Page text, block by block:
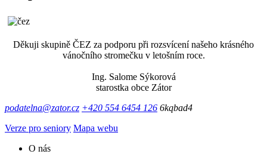
Děkuji skupině ČEZ za podporu při rozsvícení našeho krásného
vánočního stromečku v letošním roce.
Ing. Salome Sýkorová
starostka obce Zátor
podatelna@zator.cz +420 554 6454 126 6kqbad4
Verze pro seniory Mapa webu
O nás